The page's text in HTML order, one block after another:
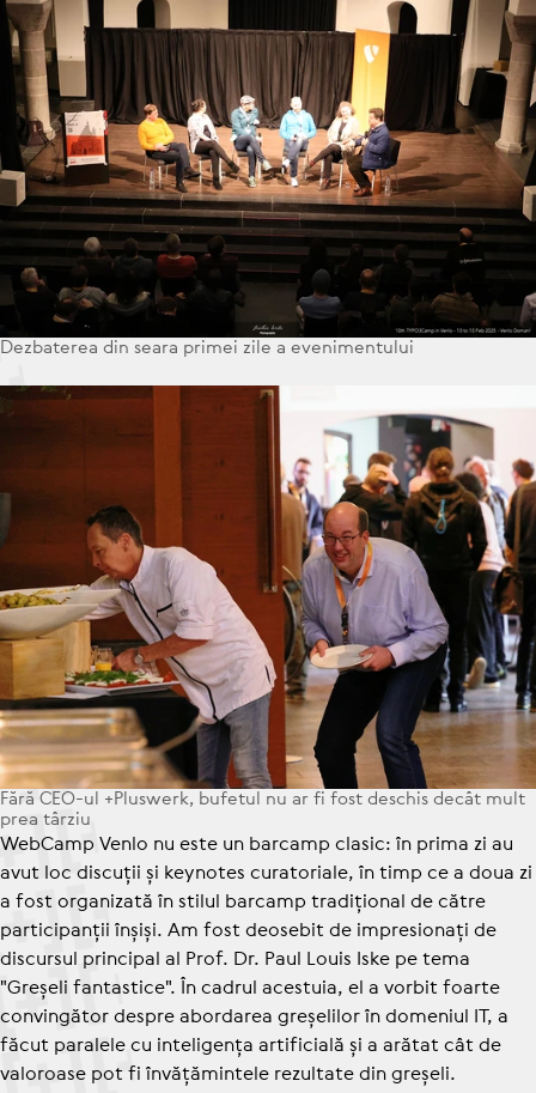
WebCamp Venlo nu este un barcamp clasic: în prima zi au
avut loc discuții și keynotes curatoriale, în timp ce a doua zi
a fost organizată în stilul barcamp tradițional de către
participanții înșiși. Am fost deosebit de impresionați de
discursul principal al Prof. Dr. Paul Louis Iske pe tema
"Greșeli fantastice". În cadrul acestuia, el a vorbit foarte
convingător despre abordarea greșelilor în domeniul IT, a
făcut paralele cu inteligența artificială și a arătat cât de
valoroase pot fi învățămintele rezultate din greșeli.
Dez­ba­te­rea din seara primei zile a eve­ni­men­tu­lui
Fără CEO-ul +Pluswerk, bufetul nu ar fi fost deschis decât mult
prea târziu